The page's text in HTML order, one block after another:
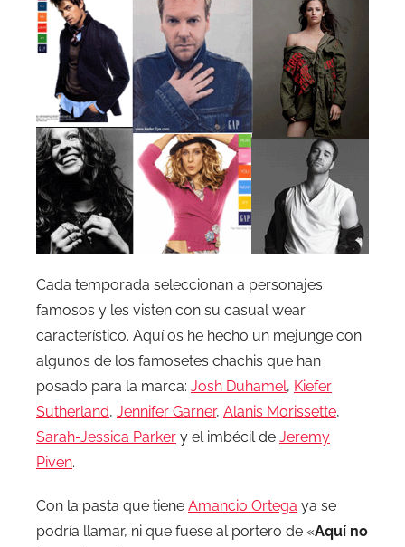
Cada temporada seleccionan a personajes
famosos y les visten con su casual wear
característico. Aquí os he hecho un mejunge con
algunos de los famosetes chachis que han
posado para la marca: Josh Duhamel, Kiefer
Sutherland, Jennifer Garner, Alanis Morissette,
Sarah-Jessica Parker y el imbécil de Jeremy
Piven.
Con la pasta que tiene Amancio Ortega ya se
podría llamar, ni que fuese al portero de «Aquí no